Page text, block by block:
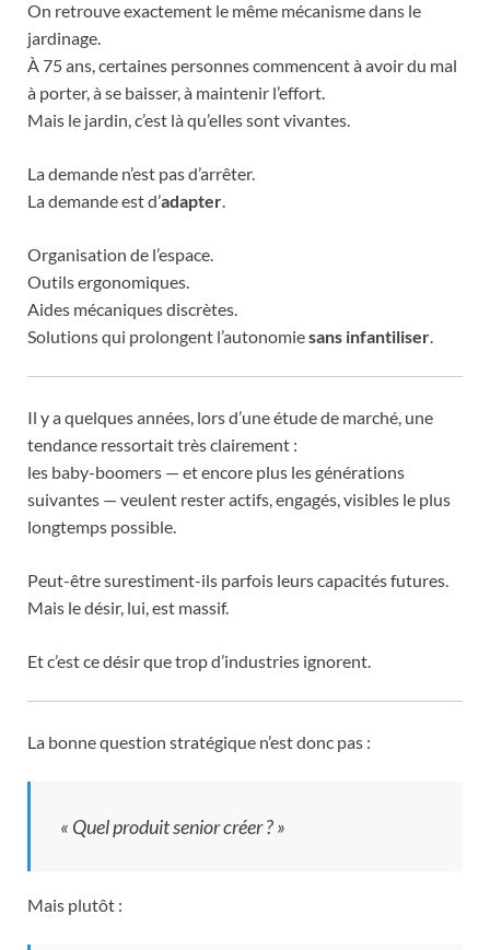
On retrouve exactement le même mécanisme dans le
jardinage.
À 75 ans, certaines personnes commencent à avoir du mal
à porter, à se baisser, à maintenir l’effort.
Mais le jardin, c’est là qu’elles sont vivantes.
La demande n’est pas d’arrêter.
La demande est d’adapter
Organisation de l’espace.
Outils ergonomiques.
Aides mécaniques discrètes.
Solutions qui prolongent l’autonomiesans infantiliser
Il y a quelques années, lors d’une étude de marché, une
tendance ressortait très clairement :
les baby-boomers — et encore plus les générations
suivantes — veulent rester actifs, engagés, visibles le plus
longtemps possible.
Peut-être surestiment-ils parfois leurs capacités futures.
Mais le désir, lui, est massif.
Et c’est ce désir que trop d’industries ignorent.
La bonne question stratégique n’est donc pas :
« Quel produit senior créer ? »
Mais plutôt :